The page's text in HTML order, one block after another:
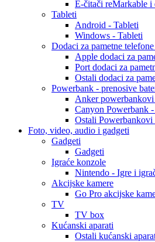
E-čitači reMarkable i
Tableti
Android - Tableti
Windows - Tableti
Dodaci za pametne
Apple dodaci za
Port dodaci za
Ostali dodaci za
Powerbank - prenosive
Anker
Canyon Powerbank
Ostali Powerbankovi
Foto, video, audio i gadgeti
Gadgeti
Gadgeti
Igraće konzole
Nintendo - Igre i
Akcijske kamere
Go Pro akcijske
TV
TV box
Kućanski aparati
Ostali kućanski